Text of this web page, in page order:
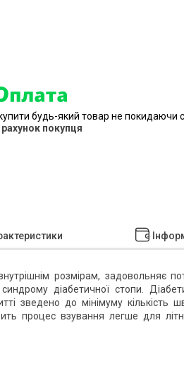
будь-який товар не покидаючи
рахунок покупця
розмірам, задовольняє
діабетичної стопи.
зведено до мінімуму кількість
процес взування легше для